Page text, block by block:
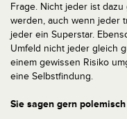
Frage. Nicht jeder ist
werden, auch wenn jeder
jeder ein Superstar.
Umfeld nicht jeder gleich
einem gewissen Risiko
eine Selbstfindung.
Sie sagen gern